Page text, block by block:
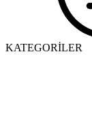
KATEGORİLER